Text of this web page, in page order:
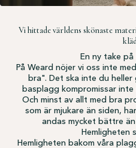
Vi hittade världens skönaste
En ny take
På Weard nöjer vi oss inte
bra". Det ska inte du heller
basplagg kompromissar
Och minst av allt med bra
som är mjukare än siden,
andas mycket bättre
Hemligheten
Hemligheten bakom våra